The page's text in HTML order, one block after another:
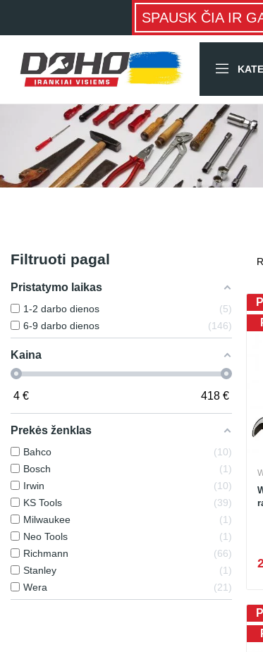
SPAUSK ČIA IR
Filtruoti pagal
Pristatymo laikas
1-2 darbo dienos
5
6-9 darbo dienos
146
Kaina
4 € 418€
Prekės ženklas
Bahco
10
Bosch
1
Irwin
10
KS Tools
39
Milwaukee
1
Neo Tools
1
Richmann
66
Stanley
1
Wera
21